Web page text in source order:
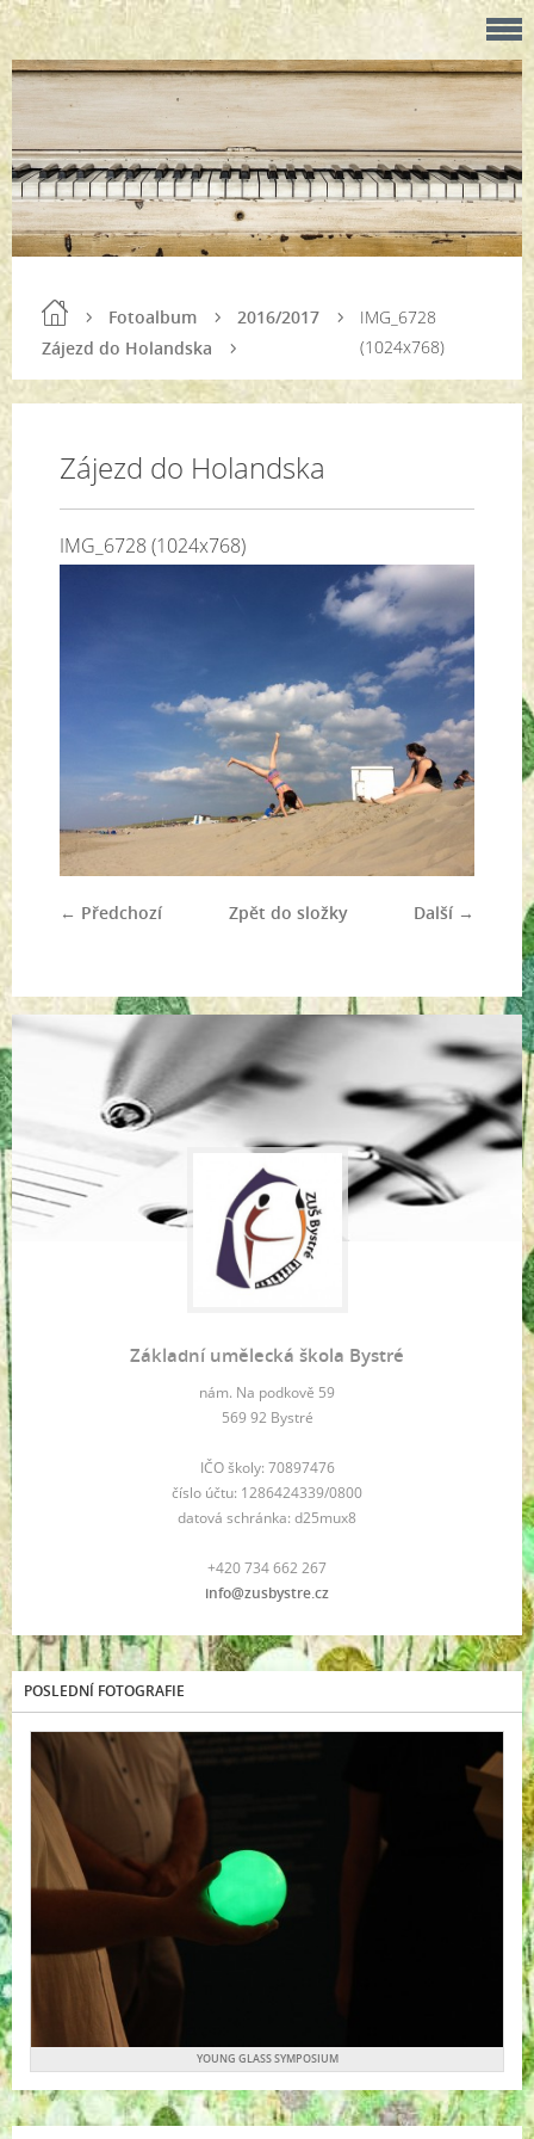
Fotoalbum
2016/2017
Zájezd do Holandska
IMG_6728
(1024x768)
Zájezd do Holandska
IMG_6728 (1024x768)
← Předchozí Další →
Zpět do složky
Základní umělecká škola Bystré
nám. Na podkově 59
569 92 Bystré
IČO školy: 70897476
číslo účtu: 1286424339/0800
datová schránka: d25mux8
+420 734 662 267
info@zusbystre.cz
POSLEDNÍ FOTOGRAFIE
YOUNG GLASS SYMPOSIUM